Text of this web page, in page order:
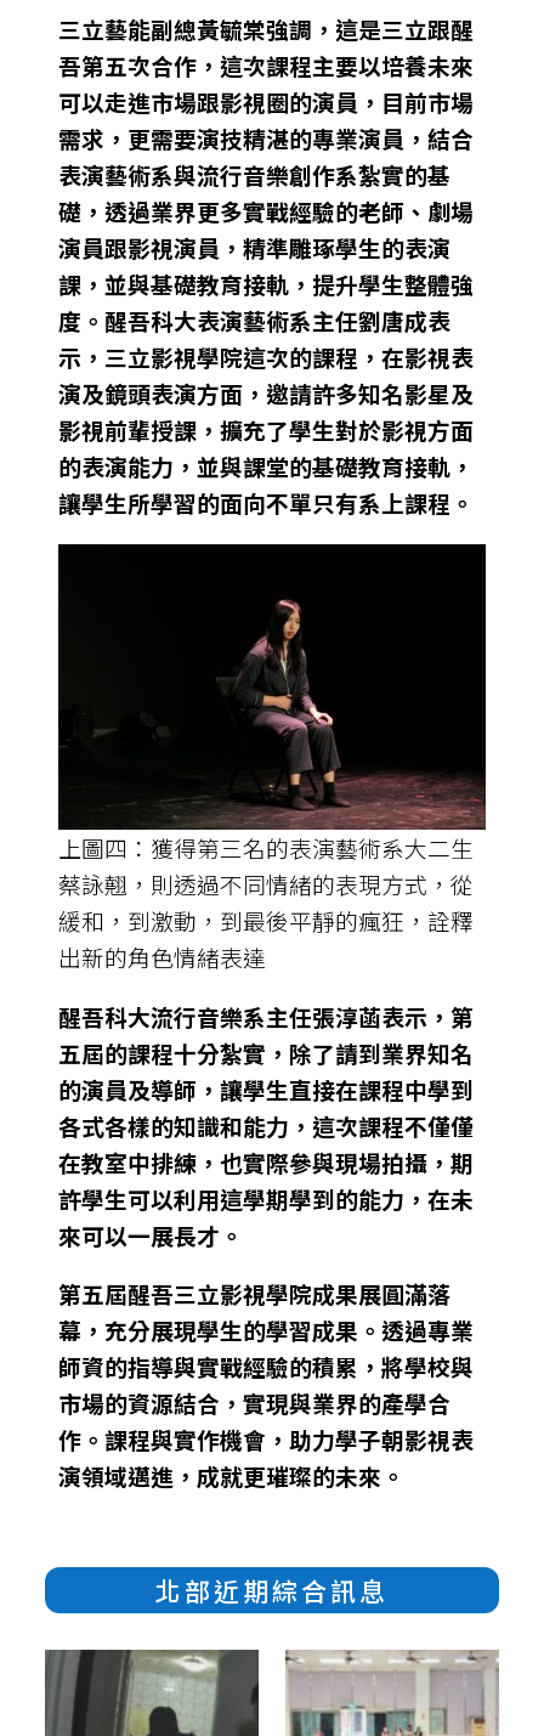
三立藝能副總黃毓棠強調，這是三立跟醒
吾第五次合作，這次課程主要以培養未來
可以走進市場跟影視圈的演員，目前市場
需求，更需要演技精湛的專業演員，結合
表演藝術系與流行音樂創作系紮實的基
礎，透過業界更多實戰經驗的老師、劇場
演員跟影視演員，精準雕琢學生的表演
課，並與基礎教育接軌，提升學生整體強
度。醒吾科大表演藝術系主任劉唐成表
示，三立影視學院這次的課程，在影視表
演及鏡頭表演方面，邀請許多知名影星及
影視前輩授課，擴充了學生對於影視方面
的表演能力，並與課堂的基礎教育接軌，
讓學生所學習的面向不單只有系上課程。
上圖四：獲得第三名的表演藝術系大二生
蔡詠翹，則透過不同情緒的表現方式，從
緩和，到激動，到最後平靜的瘋狂，詮釋
出新的角色情緒表達
醒吾科大流行音樂系主任張淳菡表示，第
五屆的課程十分紮實，除了請到業界知名
的演員及導師，讓學生直接在課程中學到
各式各樣的知識和能力，這次課程不僅僅
在教室中排練，也實際參與現場拍攝，期
許學生可以利用這學期學到的能力，在未
來可以一展長才。
第五屆醒吾三立影視學院成果展圓滿落
幕，充分展現學生的學習成果。透過專業
師資的指導與實戰經驗的積累，將學校與
市場的資源結合，實現與業界的產學合
作。課程與實作機會，助力學子朝影視表
演領域邁進，成就更璀璨的未來。
北部近期綜合訊息